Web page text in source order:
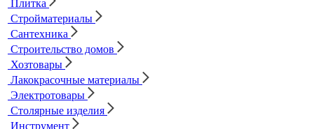
Плитка
Стройматериалы
Сантехника
Строительство домов
Хозтовары
Лакокрасочные материалы
Электротовары
Столярные изделия
Инструмент